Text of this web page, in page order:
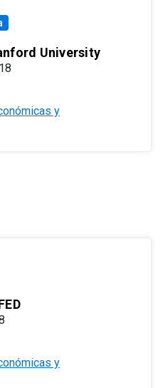
University
y
y